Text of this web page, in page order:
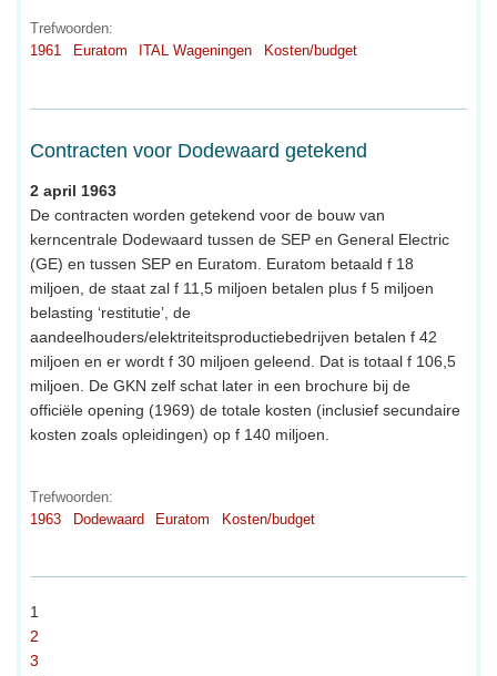
Trefwoorden:
1961
Euratom ITAL Wageningen Kosten/budget
Contracten voor Dodewaard getekend
2 april 1963
De contracten worden getekend voor de bouw van
kerncentrale Dodewaard tussen de SEP en General Electric
(GE) en tussen SEP en Euratom. Euratom betaald f 18
miljoen, de staat zal f 11,5 miljoen betalen plus f 5 miljoen
belasting ‘restitutie’, de
aandeelhouders/elektriteitsproductiebedrijven betalen f 42
miljoen en er wordt f 30 miljoen geleend. Dat is totaal f 106,5
miljoen. De GKN zelf schat later in een brochure bij de
officiële opening (1969) de totale kosten (inclusief secundaire
kosten zoals opleidingen) op f 140 miljoen.
Trefwoorden:
1963
Dodewaard Euratom Kosten/budget
1
2
3